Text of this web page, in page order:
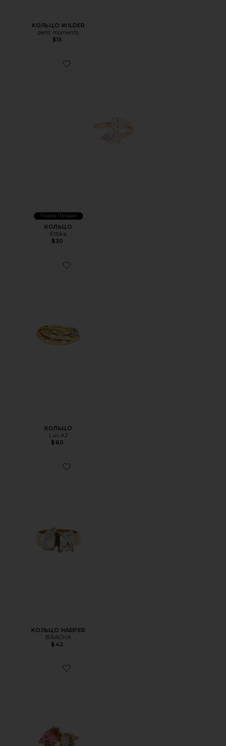
КОЛЬЦО WILDER
petit moments
$15
Favorite КОЛЬЦО
Лидер Продаж
КОЛЬЦО
Ettika
$30
Favorite КОЛЬЦО
КОЛЬЦО
Luv AJ
$60
Favorite КОЛЬЦО HARPER
КОЛЬЦО HARPER
BRACHA
$42
Favorite ЮВЕЛИРНОЕ КОЛЬЦО